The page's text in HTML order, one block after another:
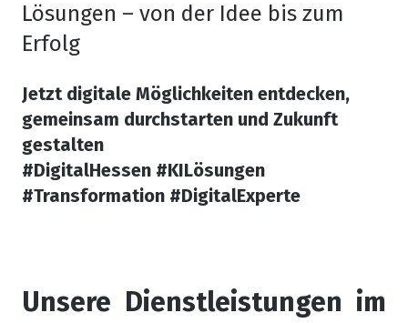
Lösungen – von der Idee bis zum
Erfolg
Jetzt digitale Möglichkeiten entdecken,
gemeinsam durchstarten und Zukunft
gestalten
#DigitalHessen #KILösungen
#Transformation #DigitalExperte
Unsere Dienstleistungen im